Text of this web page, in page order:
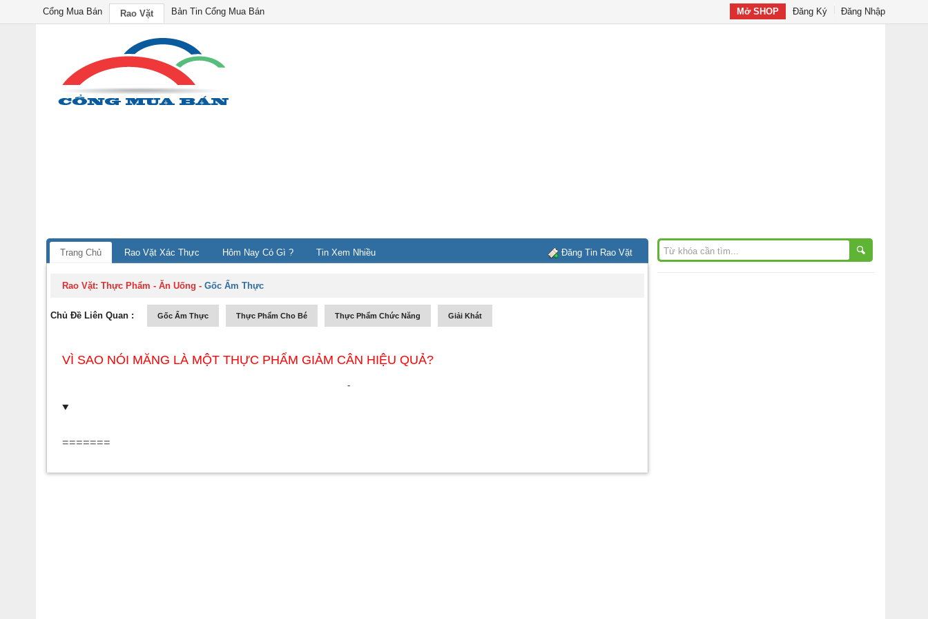
Cổng Mua Bán Rao Vặt Bản Tin Cổng Mua Bán Mở SHOP Đăng Ký Đăng Nhập
Trang Chủ Rao Vặt Xác Thực Hôm Nay Có Gì ? Tin Xem Nhiều Đăng Tin Rao Vặt
Rao Vặt:Thực Phẩm - Ăn Uống -Gốc Ẩm Thực
Chủ Đề Liên Quan : Gốc Ẩm Thực Thực Phẩm Cho Bé Thực Phẩm Chức Năng Giải Khát
VÌ SAO NÓI MĂNG LÀ MỘT THỰC PHẨM GIẢM CÂN HIỆU QUẢ?
-
=======